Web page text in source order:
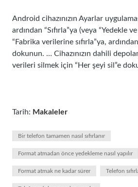
Android cihazınızın Ayarlar
ardından “Sıfırla”ya (veya “Yedekle
“Fabrika verilerine sıfırla”ya,
dokunun. … Cihazınızın dahili
verileri silmek için “Her şeyi sil”e
Tarih: Makaleler
Bir telefon tamamen nasıl sıfırlanır
Format atmadan önce yedekleme nasıl yapılır
Format atmak ne kadar sürer Telefon